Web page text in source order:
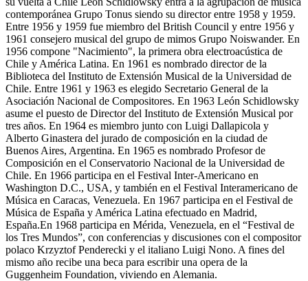
contemporánea Grupo Tonus siendo su director entre 1958 y 1959.
Entre 1956 y 1959 fue miembro del British Council y entre 1956 y
1961 consejero musical del grupo de mimos Grupo Noiswander. En
1956 compone "Nacimiento", la primera obra electroacústica de
Chile y América Latina. En 1961 es nombrado director de la
Biblioteca del Instituto de Extensión Musical de la Universidad de
Chile. Entre 1961 y 1963 es elegido Secretario General de la
Asociación Nacional de Compositores. En 1963 León Schidlowsky
asume el puesto de Director del Instituto de Extensión Musical por
tres años. En 1964 es miembro junto con Luigi Dallapicola y
Alberto Ginastera del jurado de composición en la ciudad de
Buenos Aires, Argentina. En 1965 es nombrado Profesor de
Composición en el Conservatorio Nacional de la Universidad de
Chile. En 1966 participa en el Festival Inter-Americano en
Washington D.C., USA, y también en el Festival Interamericano de
Música en Caracas, Venezuela. En 1967 participa en el Festival de
Música de España y América Latina efectuado en Madrid,
España.En 1968 participa en Mérida, Venezuela, en el “Festival de
los Tres Mundos”, con conferencias y discusiones con el compositor
polaco Krzyztof Penderecki y el italiano Luigi Nono. A fines del
mismo año recibe una beca para escribir una opera de la
Guggenheim Foundation, viviendo en Alemania.